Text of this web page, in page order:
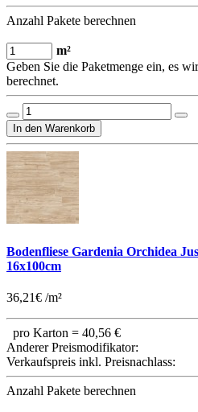
Anzahl Pakete berechnen
m²
Geben Sie die Paketmenge ein, es
berechnet.
Bodenfliese Gardenia Orchidea
16x100cm
36,21€ /m²
pro Karton = 40,56 €
Anderer Preismodifikator:
Verkaufspreis inkl. Preisnachlass:
Anzahl Pakete berechnen